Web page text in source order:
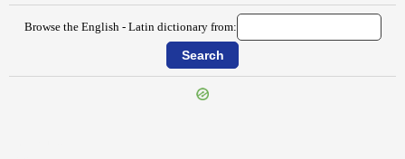
Browse the English - Latin dictionary from: